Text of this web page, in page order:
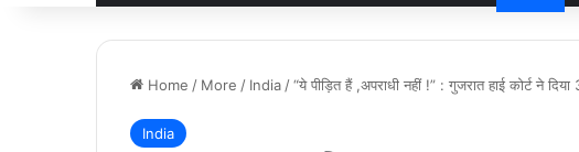
Home / More / India /“ये पीड़ित हैं ,अपराधी नहीं !” : गुजरात हाई कोर्ट ने
India